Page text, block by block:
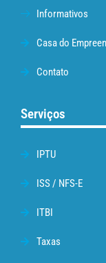
Informativos
Casa do
Contato
Serviços
IPTU
ISS / NFS-E
ITBI
Taxas